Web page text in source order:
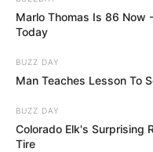
Marlo Thomas Is 86 Now
Today
BUZZ DAY
Man Teaches Lesson To
BUZZ DAY
Colorado Elk's Surprising
Tire